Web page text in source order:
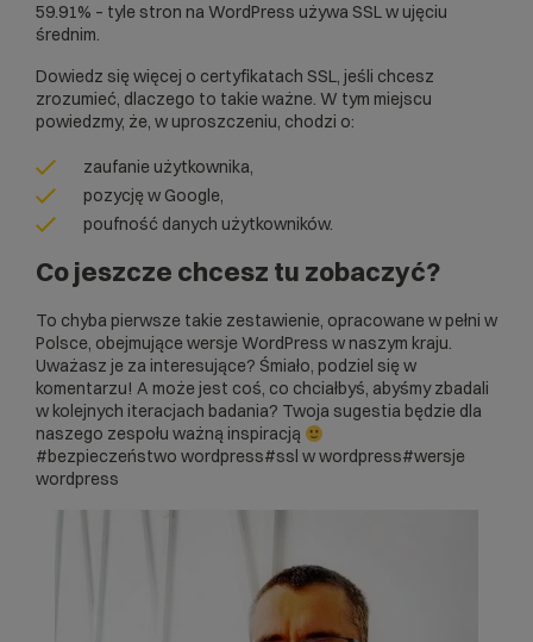
59.91% – tyle stron na WordPress używa SSL w ujęciu
średnim.
Dowiedz się więcej o certyfikatach SSL, jeśli chcesz
zrozumieć, dlaczego to takie ważne. W tym miejscu
powiedzmy, że, w uproszczeniu, chodzi o:
zaufanie użytkownika,
pozycję w Google,
poufność danych użytkowników.
Co jeszcze chcesz tu zobaczyć?
To chyba pierwsze takie zestawienie, opracowane w pełni w
Polsce, obejmujące wersje WordPress w naszym kraju.
Uważasz je za interesujące? Śmiało, podziel się w
komentarzu! A może jest coś, co chciałbyś, abyśmy zbadali
w kolejnych iteracjach badania? Twoja sugestia będzie dla
naszego zespołu ważną inspiracją
#bezpieczeństwo wordpress#ssl w wordpress#wersje
wordpress